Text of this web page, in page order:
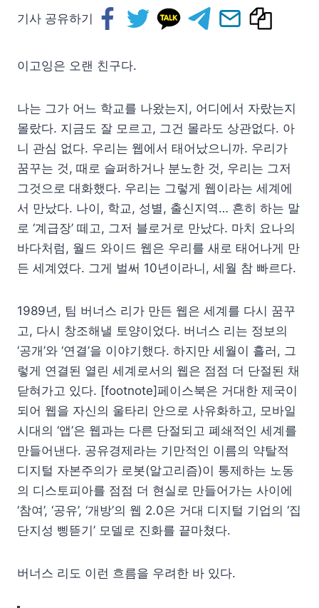
기사 공유하기
이고잉은 오랜 친구다.
나는 그가 어느 학교를 나왔는지, 어디에서 자랐는지
몰랐다. 지금도 잘 모르고, 그건 몰라도 상관없다. 아
니 관심 없다. 우리는 웹에서 태어났으니까. 우리가
꿈꾸는 것, 때로 슬퍼하거나 분노한 것, 우리는 그저
그것으로 대화했다. 우리는 그렇게 웹이라는 세계에
서 만났다. 나이, 학교, 성별, 출신지역… 흔히 하는 말
로 ‘계급장’ 떼고, 그저 블로거로 만났다. 마치 요나의
바다처럼, 월드 와이드 웹은 우리를 새로 태어나게 만
든 세계였다. 그게 벌써 10년이라니, 세월 참 빠르다.
1989년, 팀 버너스 리가 만든 웹은 세계를 다시 꿈꾸
고, 다시 창조해낼 토양이었다. 버너스 리는 정보의
‘공개’와 ‘연결’을 이야기했다. 하지만 세월이 흘러, 그
렇게 연결된 열린 세계로서의 웹은 점점 더 단절된 채
닫혀가고 있다. [footnote]페이스북은 거대한 제국이
되어 웹을 자신의 울타리 안으로 사유화하고, 모바일
시대의 ‘앱’은 웹과는 다른 단절되고 폐쇄적인 세계를
만들어낸다. 공유경제라는 기만적인 이름의 약탈적
디지털 자본주의가 로봇(알고리즘)이 통제하는 노동
의 디스토피아를 점점 더 현실로 만들어가는 사이에
‘참여’, ‘공유’, ‘개방’의 웹 2.0은 거대 디지털 기업의 ‘집
단지성 삥뜯기’ 모델로 진화를 끝마쳤다.
버너스 리도 이런 흐름을 우려한 바 있다.